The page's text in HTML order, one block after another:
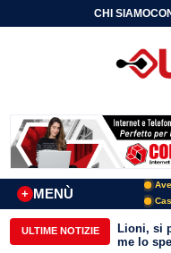
CHI SIAMO
MENÙ
+
ULTIME NOTIZIE
Lioni, si
me lo